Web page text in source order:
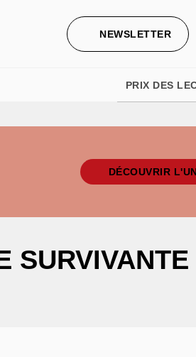
NEWSLETTER
PRIX DES
DÉCOUVRIR
SURVIVANTE